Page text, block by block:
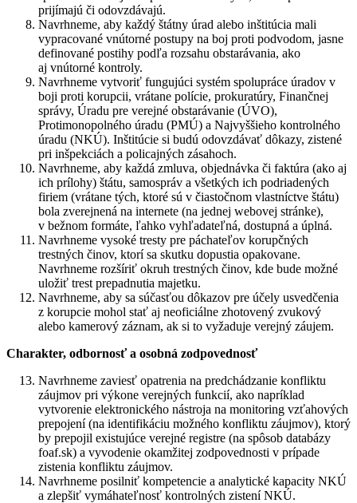
prijímajú či odovzdávajú.
Navrhneme, aby každý štátny úrad alebo inštitúcia mali
vypracované vnútorné postupy na boj proti podvodom, jasne
definované postihy podľa rozsahu obstarávania, ako
aj vnútorné kontroly.
Navrhneme vytvoriť fungujúci systém spolupráce úradov v
boji proti korupcii, vrátane polície, prokuratúry, Finančnej
správy, Úradu pre verejné obstarávanie (ÚVO),
Protimonopolného úradu (PMÚ) a Najvyššieho kontrolného
úradu (NKÚ). Inštitúcie si budú odovzdávať dôkazy, zistené
pri inšpekciách a policajných zásahoch.
Navrhneme, aby každá zmluva, objednávka či faktúra (ako aj
ich prílohy) štátu, samospráv a všetkých ich podriadených
firiem (vrátane tých, ktoré sú v čiastočnom vlastníctve štátu)
bola zverejnená na internete (na jednej webovej stránke),
v bežnom formáte, ľahko vyhľadateľná, dostupná a úplná.
Navrhneme vysoké tresty pre páchateľov korupčných
trestných činov, ktorí sa skutku dopustia opakovane.
Navrhneme rozšíriť okruh trestných činov, kde bude možné
uložiť trest prepadnutia majetku.
Navrhneme, aby sa súčasťou dôkazov pre účely usvedčenia
z korupcie mohol stať aj neoficiálne zhotovený zvukový
alebo kamerový záznam, ak si to vyžaduje verejný záujem.
Charakter, odbornosť a osobná zodpovednosť
Navrhneme zaviesť opatrenia na predchádzanie konfliktu
záujmov pri výkone verejných funkcií, ako napríklad
vytvorenie elektronického nástroja na monitoring vzťahových
prepojení (na identifikáciu možného konfliktu záujmov), ktorý
by prepojil existujúce verejné registre (na spôsob databázy
foaf.sk) a vyvodenie okamžitej zodpovednosti v prípade
zistenia konfliktu záujmov.
Navrhneme posilniť kompetencie a analytické kapacity NKÚ
a zlepšiť vymáhateľnosť kontrolných zistení NKÚ.